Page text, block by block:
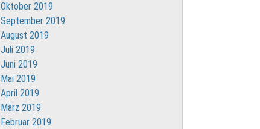
Oktober 2019
September 2019
August 2019
Juli 2019
Juni 2019
Mai 2019
April 2019
März 2019
Februar 2019